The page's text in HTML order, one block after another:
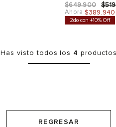
$649.900 $519
Ahora $389.940
2do con +10% Off
Has visto todos los 4 productos
REGRESAR